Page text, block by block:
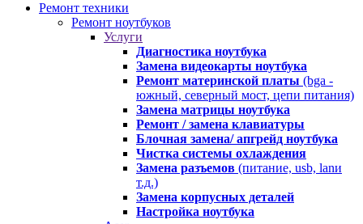
Ремонт техники
Ремонт ноутбуков
Услуги
Диагностика ноутбука
Замена видеокарты ноутбука
Ремонт материнской платы (bga -
южный, северный мост, цепи питания)
Замена матрицы ноутбука
Ремонт / замена клавиатуры
Блочная замена/ апгрейд ноутбука
Чистка системы охлаждения
Замена разъемов (питание, usb, lanи
т.д.)
Замена корпусных деталей
Настройка ноутбука